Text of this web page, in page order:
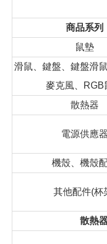
商品系列
鼠墊
滑鼠、鍵盤、鍵盤滑
麥克風、RGB
散熱器
電源供應器
機殼、機殼
其他配件(杯
散熱